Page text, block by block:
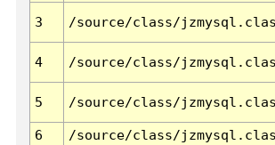
3 /source/class/
4 /source/class/
5 /source/class/
6 /source/class/